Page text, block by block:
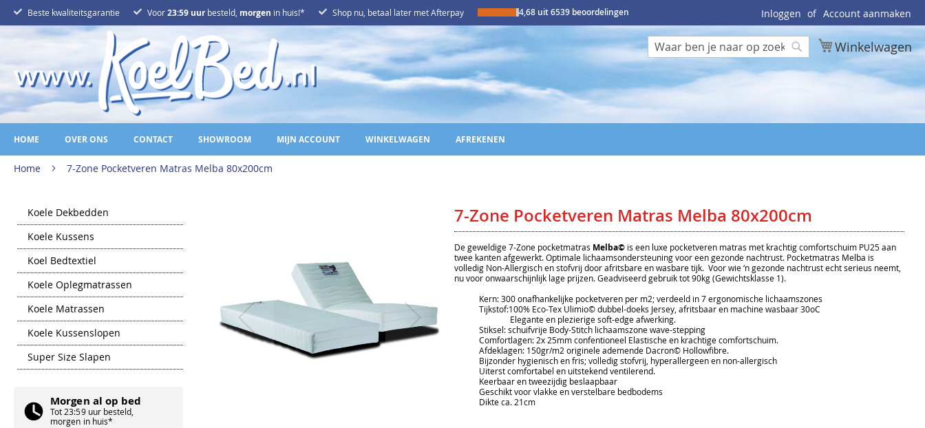
Ga
Inloggen Account aanmaken
Beste kwaliteitsgarantie Voor23:59 uurbesteld, morgen in huis!* Shop nu, betaal later met Afterpay 4,68 uit 6539 beoordelingen
Winkelwagen
Zoek
HOME OVER ONS CONTACT SHOWROOM MIJN ACCOUNT WINKELWAGEN AFREKENEN
Home 7-Zone Pocketveren Matras Melba 80x200cm
7-Zone Pocketveren Matras Melba 80x200cm
De geweldige 7-Zone pocketmatras Melba©is een luxe pocketveren matras met krachtig comfortschuim PU25 aan
twee kanten afgewerkt. Optimale lichaamsondersteuning voor een gezonde nachtrust. Pocketmatras Melba is
volledig Non-Allergisch en stofvrij door afritsbare en wasbare tijk. Voor wie ‘n gezonde nachtrust echt serieus neemt,
nu voor onwaarschijnlijk lage prijzen. Geadviseerd gebruik tot 90kg (Gewichtsklasse 1).
Kern: 300 onafhankelijke pocketveren per m2; verdeeld in 7 ergonomische lichaamszones
Tijkstof:100% Eco-Tex Ulimio© dubbel-doeks Jersey, afritsbaar en machine wasbaar 30oC
Elegante en plezierige soft-edge afwerking.
Stiksel: schuifvrije Body-Stitch lichaamszone wave-stepping
Comfortlagen: 2x 25mm confentioneel Elastische en krachtige comfortschuim.
Afdeklagen: 150gr/m2 originele ademende Dacron© Hollowfibre.
Bijzonder hygienisch en fris; volledig stofvrij, hyperallergeen en non-allergisch
Uiterst comfortabel en uitstekend ventilerend.
Keerbaar en tweezijdig beslaapbaar
Geschikt voor vlakke en verstelbare bedbodems
Dikte ca. 21cm
Koele Dekbedden
Koele Kussens
Koel Bedtextiel
Koele Oplegmatrassen
Koele Matrassen
Koele Kussenslopen
Super Size Slapen
Morgen al op bed
Tot 23:59 uur besteld,
morgen in huis*